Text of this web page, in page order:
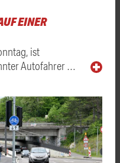
EINER
ist
Autofahrer …